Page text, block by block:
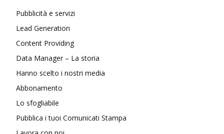
Pubblicità e servizi
Lead Generation
Content Providing
Data Manager – La storia
Hanno scelto i nostri media
Abbonamento
Lo sfogliabile
Pubblica i tuoi Comunicati Stampa